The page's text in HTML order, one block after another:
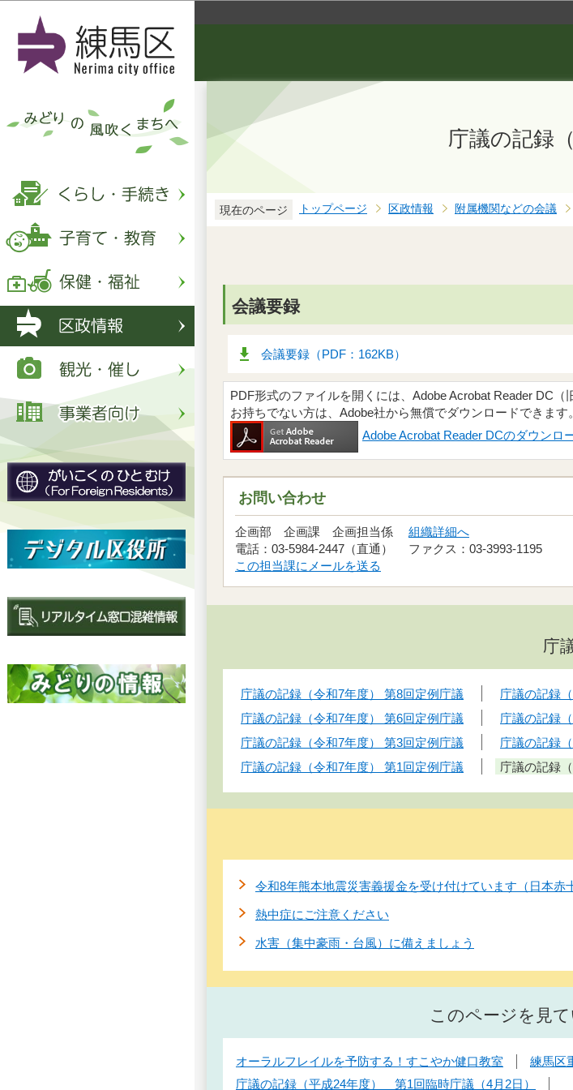
庁議の記録
現在のページ トップページ 区政情報 附属機関などの会議
会議要録
会議要録（PDF：162KB）
PDF形式のファイルを開くには、Adobe Acrobat Reader DC（
お持ちでない方は、Adobe社から無償でダウンロードできます。
Adobe Acrobat Reader DCのダウンロ
お問い合わせ
企画部 企画課 企画担当係 組織詳細へ
電話：03-5984-2447（直通） ファクス：03-3993-1195
この担当課にメールを送る
庁
庁議の記録（令和7年度） 第8回定例庁議 庁議の記録
庁議の記録（令和7年度） 第6回定例庁議
庁議の記録
庁議の記録（令和7年度） 第3回定例庁議
庁議の記録
庁議の記録（令和7年度） 第1回定例庁議
庁議の記録
令和8年熊本地震災害義援金を受け付けています（日本赤
熱中症にご注意ください
水害（集中豪雨・台風）に備えましょう
このページを見
オーラルフレイルを予防する！すこやか健口教室
練馬区
庁議の記録（平成24年度） 第1回臨時庁議（4月2日）